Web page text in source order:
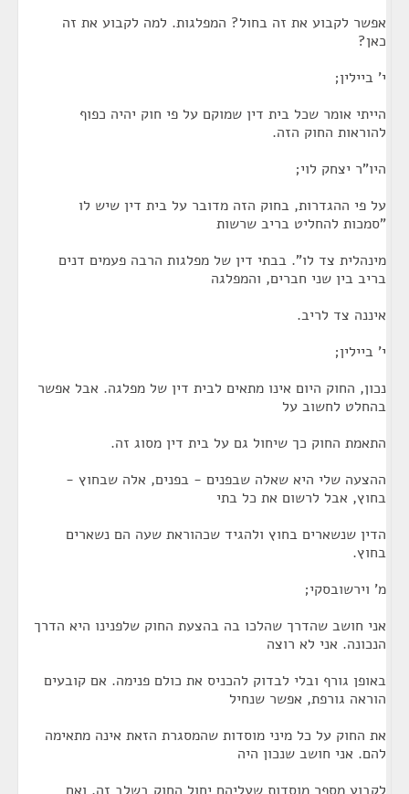
אפשר לקבוע את זה בחול? המפלגות. למה לקבוע את זה
כאן?
י' ביילין;
הייתי אומר שכל בית דין שמוקם על פי חוק יהיה כפוף
להוראות החוק הזה.
היו"ר יצחק לוי;
על פי ההגדרות, בחוק הזה מדובר על בית דין שיש לו
"סמכות להחליט בריב שרשות
מינהלית צד לו". בבתי דין של מפלגות הרבה פעמים דנים
בריב בין שני חברים, והמפלגה
איננה צד לריב.
י' ביילין;
נכון, החוק היום אינו מתאים לבית דין של מפלגה. אבל אפשר
בהחלט לחשוב על
התאמת החוק כך שיחול גם על בית דין מסוג זה.
ההצעה שלי היא שאלה שבפנים - בפנים, אלה שבחוץ -
בחוץ, אבל לרשום את כל בתי
הדין שנשארים בחוץ ולהגיד שכהוראת שעה הם נשארים
בחוץ.
מ' וירשובסקי;
אני חושב שהדרך שהלכו בה בהצעת החוק שלפנינו היא הדרך
הנכונה. אני לא רוצה
באופן גורף ובלי לבדוק להכניס את כולם פנימה. אם קובעים
הוראה גורפת, אפשר שנחיל
את החוק על כל מיני מוסדות שהמסגרת הזאת אינה מתאימה
להם. אני חושב שנכון היה